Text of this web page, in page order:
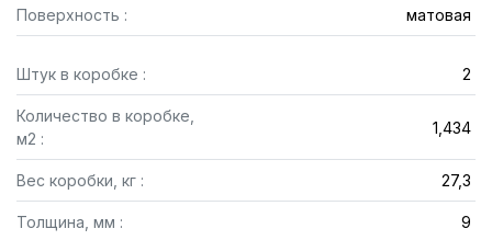
Поверхность : матовая
Штук в коробке : 2
Количество в коробке,
м2 :
1,434
Вес коробки, кг : 27,3
Толщина, мм : 9